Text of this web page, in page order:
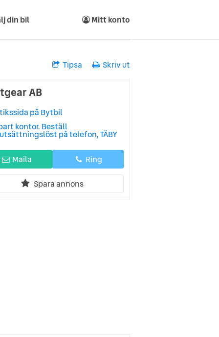
din bil Mitt konto
Tipsa Skriv ut
AB
på Bytbil
kontor. Beställ
på telefon, TÄBY
Maila Ring
Spara annons